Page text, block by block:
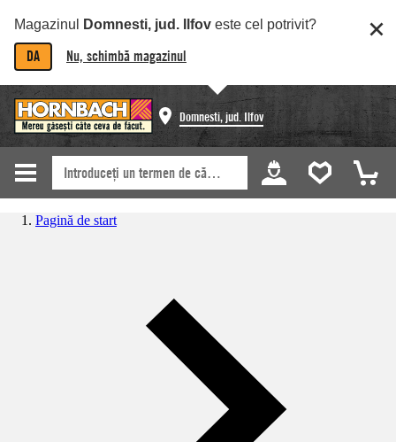
Magazinul Domnesti, jud. Ilfov este cel potrivit?
DA Nu, schimbă magazinul
Domnesti, jud. Ilfov
Pagină de start